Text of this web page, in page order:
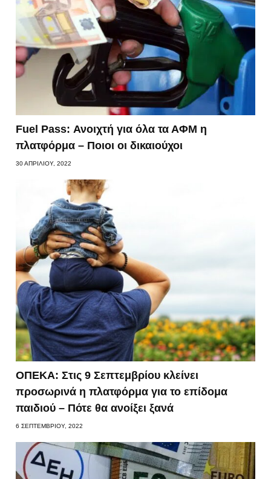
Fuel Pass: Ανοιχτή για όλα τα ΑΦΜ η
πλατφόρμα – Ποιοι οι δικαιούχοι
30 ΑΠΡΙΛΊΟΥ, 2022
ΟΠΕΚΑ: Στις 9 Σεπτεμβρίου κλείνει
προσωρινά η πλατφόρμα για το επίδομα
παιδιού – Πότε θα ανοίξει ξανά
6 ΣΕΠΤΕΜΒΡΊΟΥ, 2022